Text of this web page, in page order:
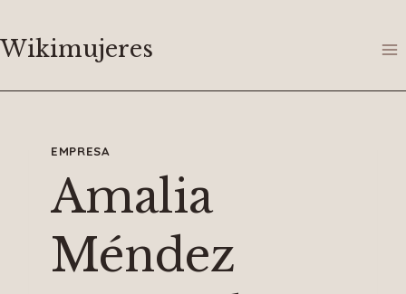
al
Wikimujeres
EMPRESA
Amalia
Méndez